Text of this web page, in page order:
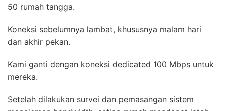
50 rumah tangga.
Koneksi sebelumnya lambat, khususnya malam hari
dan akhir pekan.
Kami ganti dengan koneksi dedicated 100 Mbps untuk
mereka.
Setelah dilakukan survei dan pemasangan sistem